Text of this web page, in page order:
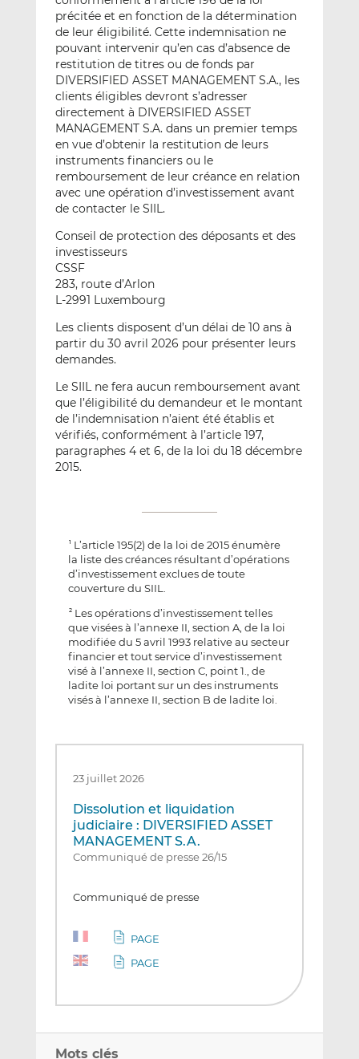
précitée et en fonction de la détermination
de leur éligibilité. Cette indemnisation ne
pouvant intervenir qu’en cas d’absence de
restitution de titres ou de fonds par
DIVERSIFIED ASSET MANAGEMENT S.A., les
clients éligibles devront s’adresser
directement à DIVERSIFIED ASSET
MANAGEMENT S.A. dans un premier temps
en vue d’obtenir la restitution de leurs
instruments financiers ou le
remboursement de leur créance en relation
avec une opération d’investissement avant
de contacter le SIIL.
Conseil de protection des déposants et des
investisseurs
CSSF
283, route d’Arlon
L-2991 Luxembourg
Les clients disposent d’un délai de 10 ans à
partir du 30 avril 2026 pour présenter leurs
demandes.
Le SIIL ne fera aucun remboursement avant
que l’éligibilité du demandeur et le montant
de l’indemnisation n’aient été établis et
vérifiés, conformément à l’article 197,
paragraphes 4 et 6, de la loi du 18 décembre
2015.
1 L’article 195(2) de la loi de 2015 énumère
la liste des créances résultant d’opérations
d’investissement exclues de toute
couverture du SIIL.
2Les opérations d’investissement telles
que visées à l’annexe II, section A, de la loi
modifiée du 5 avril 1993 relative au secteur
financier et tout service d’investissement
visé à l’annexe II, section C, point 1., de
ladite loi portant sur un des instruments
visés à l’annexe II, section B de ladite loi.
23 juillet 2026
Dissolution et liquidation
judiciaire : DIVERSIFIED ASSET
MANAGEMENT S.A.
Communiqué de presse 26/15
Communiqué de presse
PAGE
PAGE
Mots clés